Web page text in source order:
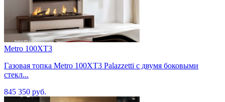
Metro 100XT3
Газовая топка Metro 100XT3 Palazzetti с двумя боковыми
стекл...
845 350 руб.